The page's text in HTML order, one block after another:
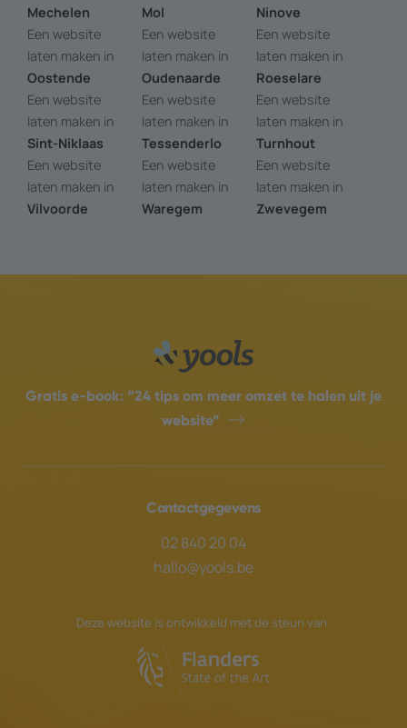
Mechelen
Mol
Ninove
Een website
laten maken in
Oostende
Een website
laten maken in
Oudenaarde
Een website
laten maken in
Roeselare
Een website
laten maken in
Sint-Niklaas
Een website
laten maken in
Tessenderlo
Een website
laten maken in
Turnhout
Een website
laten maken in
Vilvoorde
Een website
laten maken in
Waregem
Een website
laten maken in
Zwevegem
Gratis e-book: “24 tips om meer omzet te halen uit je
website”
Contactgegevens
02 840 20 04
hallo@yools.be
Deze website is ontwikkeld met de steun van: